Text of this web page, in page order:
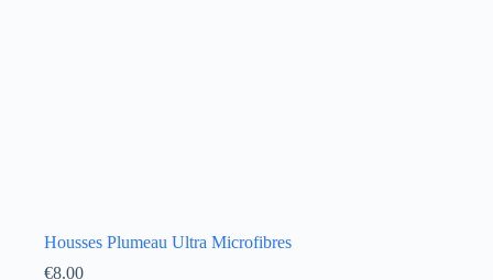
Housses Plumeau Ultra Microfibres
€8.00